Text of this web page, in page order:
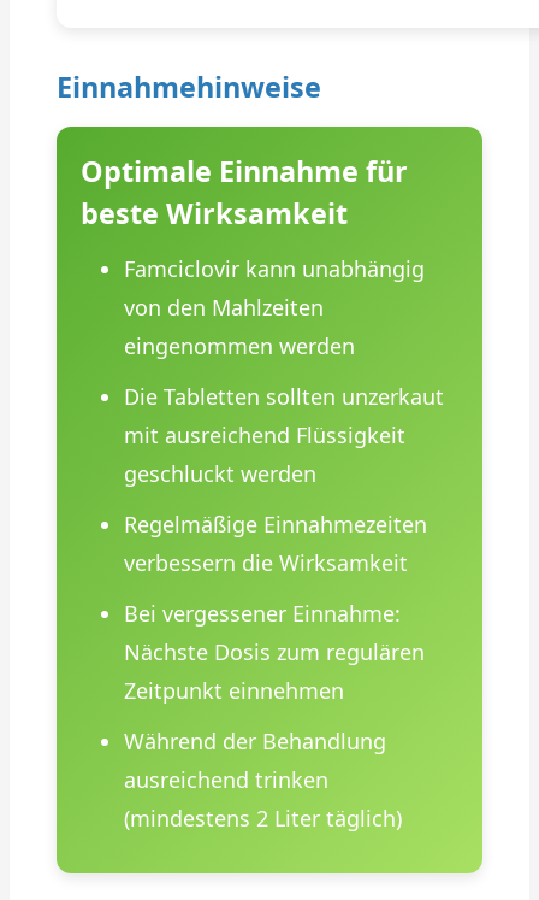
Einnahmehinweise
Optimale Einnahme für
beste Wirksamkeit
Famciclovir kann unabhängig
von den Mahlzeiten
eingenommen werden
Die Tabletten sollten unzerkaut
mit ausreichend Flüssigkeit
geschluckt werden
Regelmäßige Einnahmezeiten
verbessern die Wirksamkeit
Bei vergessener Einnahme:
Nächste Dosis zum regulären
Zeitpunkt einnehmen
Während der Behandlung
ausreichend trinken
(mindestens 2 Liter täglich)